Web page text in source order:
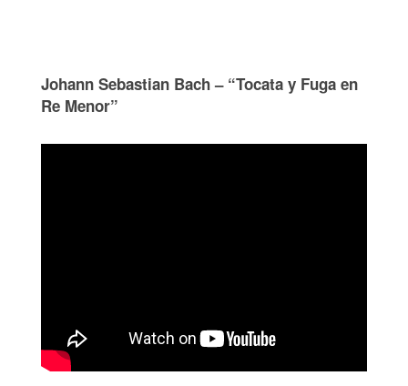
Johann Sebastian Bach – “Tocata y Fuga en
Re Menor”